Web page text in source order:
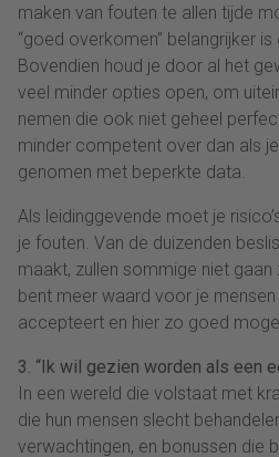
maken van fouten te allen tijde
“goed overkomen” belangrijker is
Bovendien houd je door al het
veel minder opties open, om
nemen die ook niet geheel
minder competent over dan als
genomen met beperkte data.
Als leidinggevende moet je
je fouten. Van de duizenden
maakt, zullen sommige niet
bent meer waard voor je
accepteert en hier zo goed
3. “Ik wil gezien worden als een
In een wereld die volstaat met
die hun mensen slecht
verwachtingen, en bonussen die